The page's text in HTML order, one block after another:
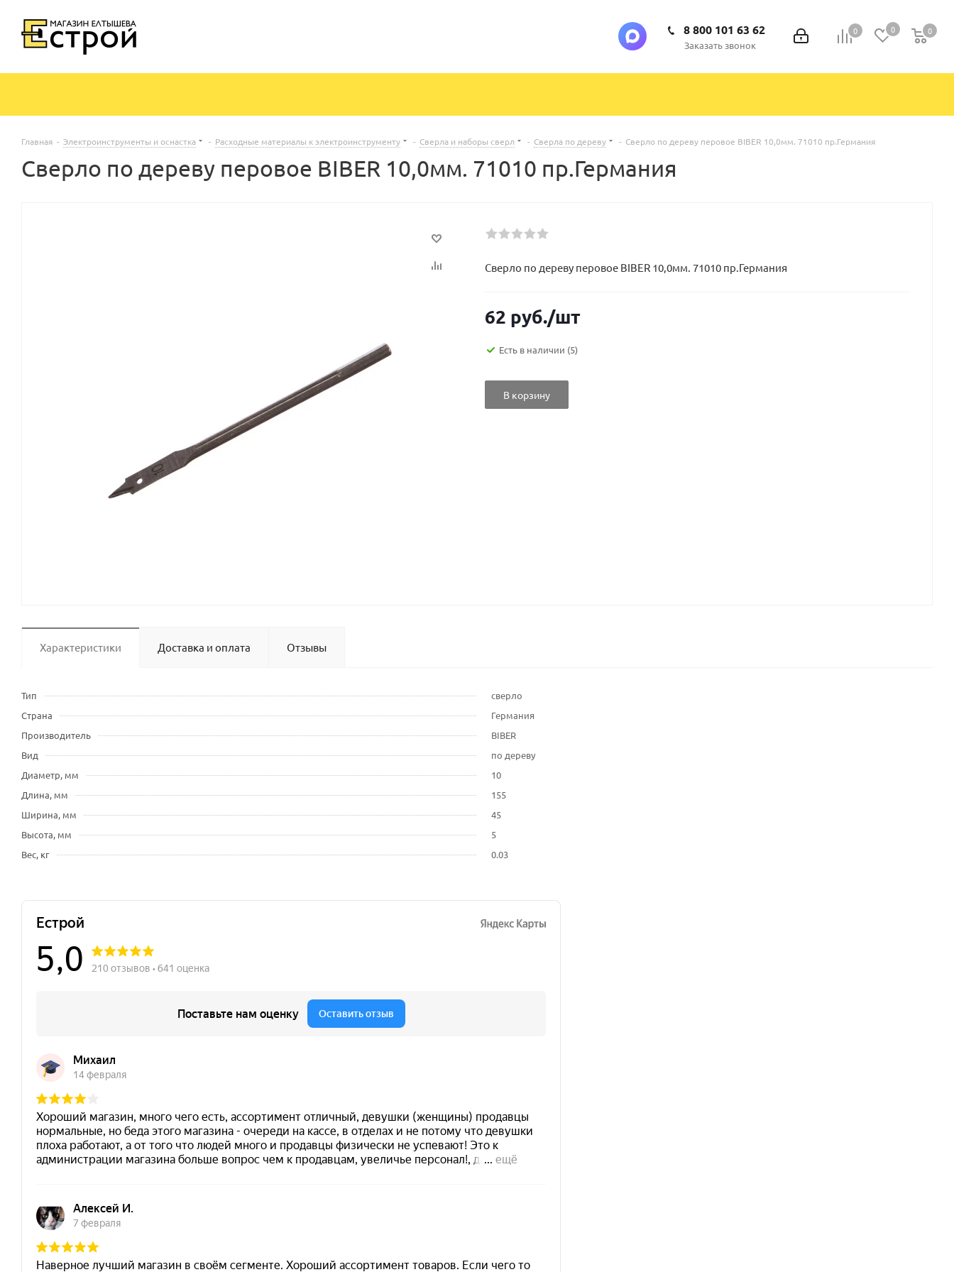
0 0 0
0
8 800 101 63 62
Заказать звонок
Главная - Электроинструменты и оснастка - Расходные материалы к электроинструменту - Сверла и наборы сверл - Сверла по дереву - Сверло по дереву перовое BIBER 10,0мм. 71010 пр.Германия
Сверло по дереву перовое BIBER 10,0мм. 71010 пр.Германия
Сверло по дереву перовое BIBER 10,0мм. 71010 пр.Германия
62 руб./шт
Есть в наличии (5)
В корзину
Характеристики Доставка и оплата Отзывы
Тип
сверло
Страна
Германия
Производитель
BIBER
Вид
по дереву
Диаметр, мм
10
Длина, мм
155
Ширина, мм
45
Высота, мм
5
Вес, кг
0.03